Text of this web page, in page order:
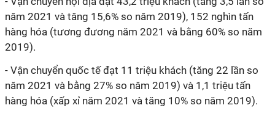
năm 2021 và tăng 15,6% so năm 2019), 152 nghìn tấn
hàng hóa (tương đương năm 2021 và bằng 60% so năm
2019).
- Vận chuyển quốc tế đạt 11 triệu khách (tăng 22 lần so
năm 2021 và bằng 27% so năm 2019) và 1,1 triệu tấn
hàng hóa (xấp xỉ năm 2021 và tăng 10% so năm 2019).